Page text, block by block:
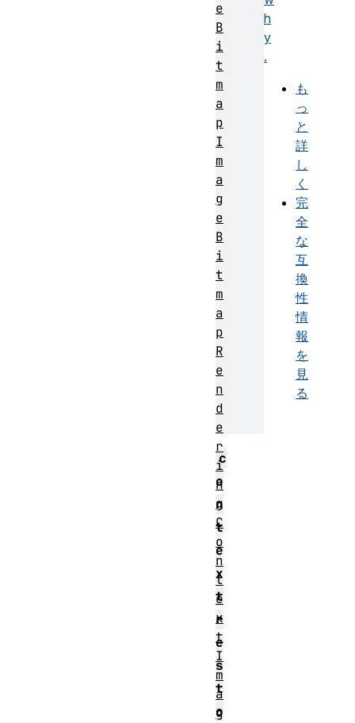
h
y
.
も
っ
と
詳
し
く
完
全
な
互
換
性
情
報
を
見
る
c
o
n
t
e
x
t
r
e
s
t
o
e
B
i
t
m
a
p
I
m
a
g
e
B
i
t
m
a
p
R
e
n
d
e
r
i
n
g
C
o
n
t
e
x
t
I
m
a
g